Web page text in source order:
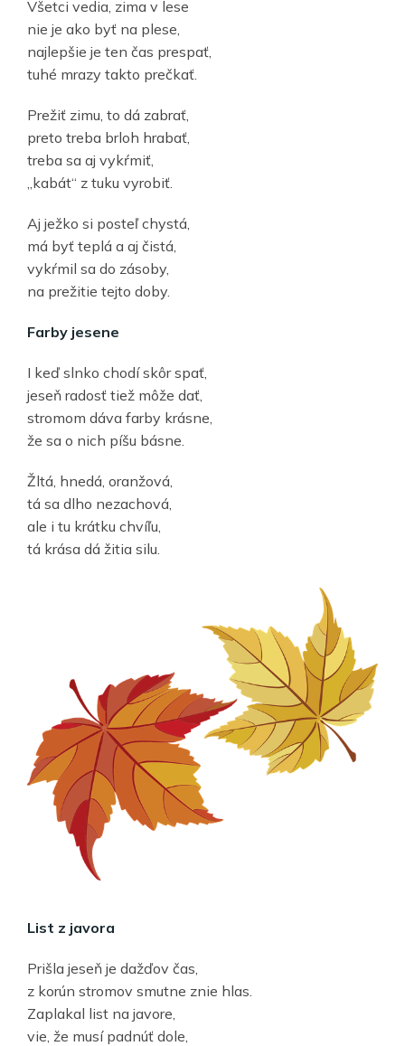
Všetci vedia, zima v lese
nie je ako byť na plese,
najlepšie je ten čas prespať,
tuhé mrazy takto prečkať.
Prežiť zimu, to dá zabrať,
preto treba brloh hrabať,
treba sa aj vykŕmiť,
„kabát“ z tuku vyrobiť.
Aj ježko si posteľ chystá,
má byť teplá a aj čistá,
vykŕmil sa do zásoby,
na prežitie tejto doby.
Farby jesene
I keď slnko chodí skôr spať,
jeseň radosť tiež môže dať,
stromom dáva farby krásne,
že sa o nich píšu básne.
Žltá, hnedá, oranžová,
tá sa dlho nezachová,
ale i tu krátku chvíľu,
tá krása dá žitia silu.
List z javora
Prišla jeseň je dažďov čas,
z korún stromov smutne znie hlas.
Zaplakal list na javore,
vie, že musí padnúť dole,